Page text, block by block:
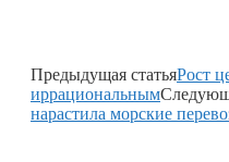
Предыдущая статьяРост
иррациональным
нарастила морские